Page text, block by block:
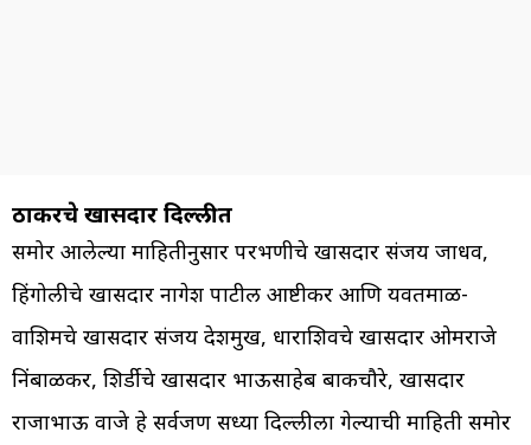
ठाकरेंचे खासदार दिल्लीत
समोर आलेल्या माहितीनुसार परभणीचे खासदार संजय जाधव,
हिंगोलीचे खासदार नागेश पाटील आष्टीकर आणि यवतमाळ-
वाशिमचे खासदार संजय देशमुख, धाराशिवचे खासदार ओमराजे
निंबाळकर, शिर्डीचे खासदार भाऊसाहेब बाकचौरे, खासदार
राजाभाऊ वाजे हे सर्वजण सध्या दिल्लीला गेल्याची माहिती समोर